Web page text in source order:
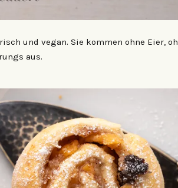
und vegan. Sie kommen ohne Eier,
aus.